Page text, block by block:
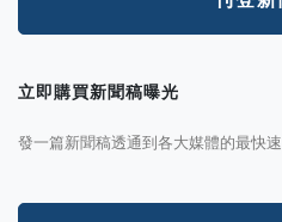
立即購買新聞稿曝光
發一篇新聞稿透通到各大媒體的最快